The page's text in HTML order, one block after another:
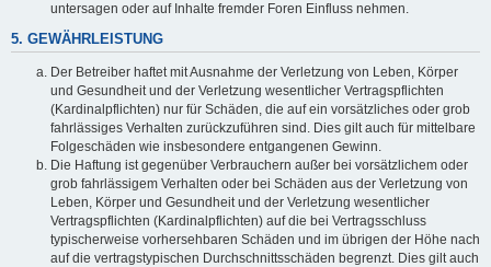
untersagen oder auf Inhalte fremder Foren Einfluss nehmen.
5. GEWÄHRLEISTUNG
Der Betreiber haftet mit Ausnahme der Verletzung von Leben, Körper
und Gesundheit und der Verletzung wesentlicher Vertragspflichten
(Kardinalpflichten) nur für Schäden, die auf ein vorsätzliches oder grob
fahrlässiges Verhalten zurückzuführen sind. Dies gilt auch für mittelbare
Folgeschäden wie insbesondere entgangenen Gewinn.
Die Haftung ist gegenüber Verbrauchern außer bei vorsätzlichem oder
grob fahrlässigem Verhalten oder bei Schäden aus der Verletzung von
Leben, Körper und Gesundheit und der Verletzung wesentlicher
Vertragspflichten (Kardinalpflichten) auf die bei Vertragsschluss
typischerweise vorhersehbaren Schäden und im übrigen der Höhe nach
auf die vertragstypischen Durchschnittsschäden begrenzt. Dies gilt auch